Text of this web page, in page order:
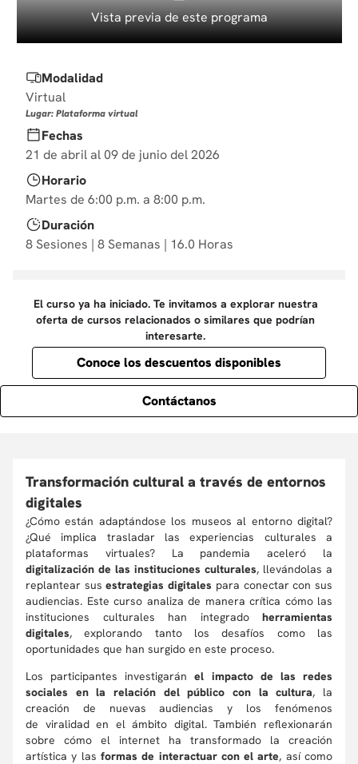
10. derecho Vista previa de este programa
Modalidad
Virtual
Lugar: Plataforma virtual
Fechas
21 de abril al 09 de junio del 2026
Horario
Martes de 6:00 p.m. a 8:00 p.m.
Duración
8 Sesiones | 8 Semanas | 16.0 Horas
El curso ya ha iniciado. Te invitamos a explorar nuestra
oferta de cursos relacionados o similares que podrían
interesarte.
Conoce los descuentos disponibles
Contáctanos
Transformación cultural a través de entornos
digitales
¿Cómo están adaptándose los museos al entorno digital?
¿Qué implica trasladar las experiencias culturales a
plataformas virtuales? La pandemia aceleró la
digitalización de las instituciones culturales, llevándolas a
replantear susestrategias digitales para conectar con sus
audiencias. Este curso analiza de manera crítica cómo las
instituciones culturales han integrado herramientas
digitales, explorando tanto los desafíos como las
oportunidades que han surgido en este proceso.
Los participantes investigarán el impacto de las redes
sociales en la relación del público con la cultura, la
creación de nuevas audiencias y los fenómenos
de viralidad en el ámbito digital. También reflexionarán
sobre cómo el internet ha transformado la creación
artística y las formas de interactuar con el arte, así como